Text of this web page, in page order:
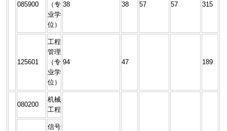
085900
（专
业学
位）
38 38 57 57 315
125601
工程
管理
（专
业学
位）
94 47 189
080200
机械
工程
信号